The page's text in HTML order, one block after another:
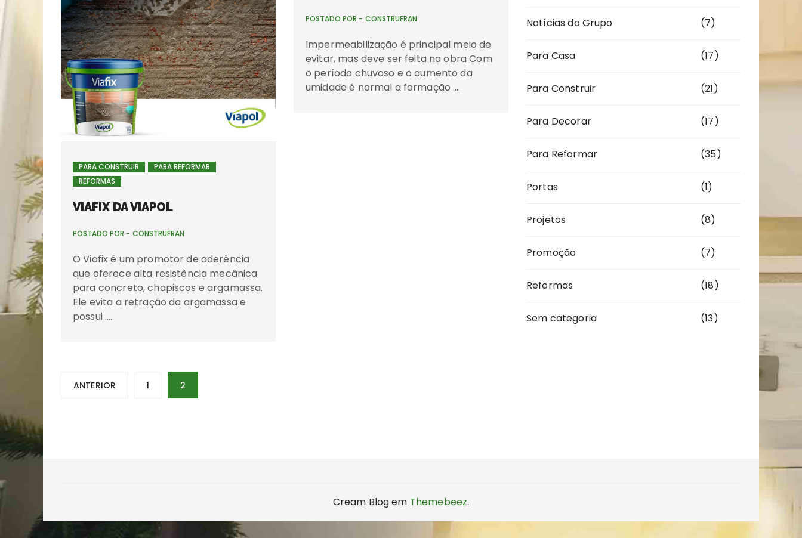
POSTADO POR - CONSTRUFRAN
Impermeabilização é principal meio de
evitar, mas deve ser feita na obra Com
o período chuvoso e o aumento da
umidade é normal a formação ….
PARA CONSTRUIR
PARA REFORMAR
REFORMAS
VIAFIX DA VIAPOL
POSTADO POR - CONSTRUFRAN
O Viafix é um promotor de aderência
que oferece alta resistência mecânica
para concreto, chapiscos e argamassa.
Ele evita a retração da argamassa e
possui ….
Navegação
ANTERIOR 1 2
Notícias do Grupo (7)
Para Casa (17)
Para Construir (21)
Para Decorar (17)
Para Reformar (35)
Portas (1)
Projetos (8)
Promoção (7)
Reformas (18)
Sem categoria (13)
Cream Blog em Themebeez.